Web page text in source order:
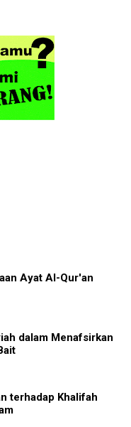
Ayat Al-Qur'an
dalam Menafsirkan
terhadap Khalifah